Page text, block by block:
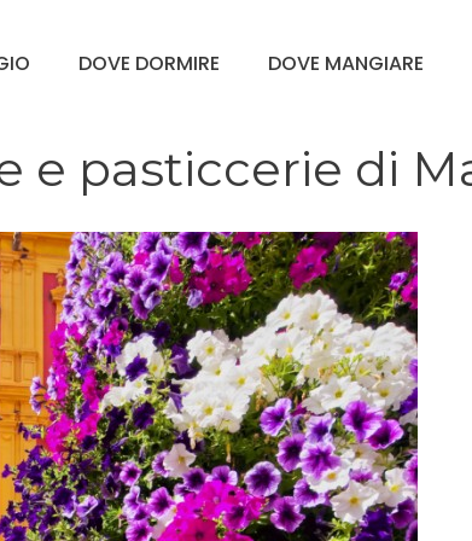
DOVE DORMIRE DOVE MANGIARE
e pasticcerie di